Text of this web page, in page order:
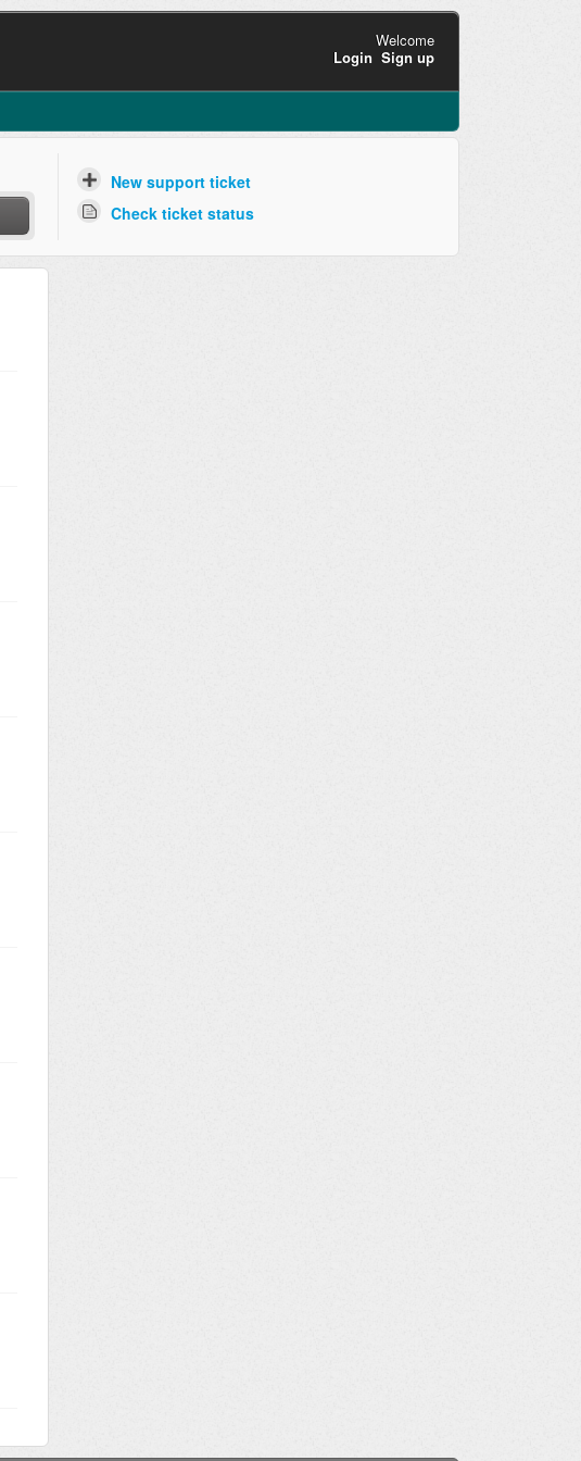
Welcome
Login Sign up
New support ticket
Check ticket status